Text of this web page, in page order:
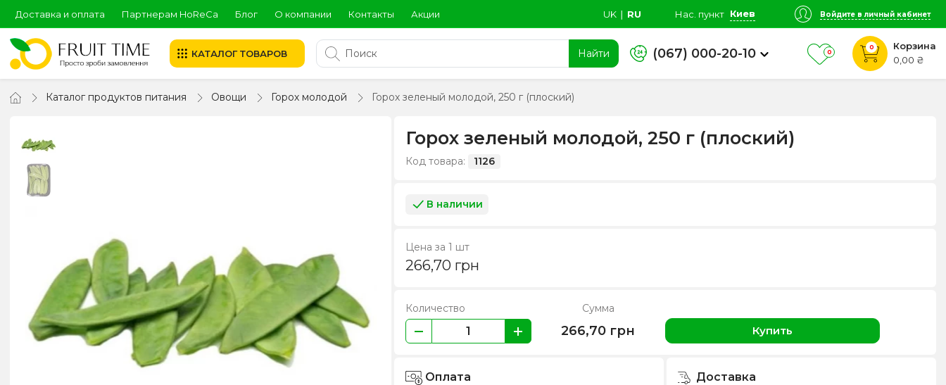
Доставка и оплата Партнерам HoReCa Блог О компании Контакты Акции UK ∣ RU Нас. пункт Киев Войдите в личный кабинет
КАТАЛОГ ТОВАРОВ Найти (067) 000-20-10 0
0
Корзина
0,00 ₴
Каталог продуктов питания Овощи Горох молодой Горох зеленый молодой, 250 г (плоский)
Горох зеленый молодой, 250 г (плоский)
Код товара: 1126
В наличии
Цена за 1 шт
266,70 грн
Количество Сумма
266,70 грн Купить
Оплата Доставка